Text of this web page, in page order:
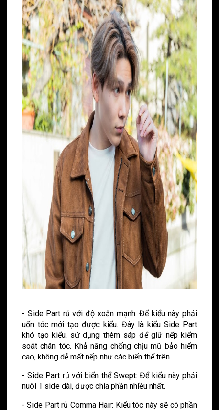
- Side Part rủ với độ xoăn mạnh: Để kiểu này phải
uốn tóc mới tạo được kiểu. Đây là kiểu Side Part
khó tạo kiểu, sử dụng thêm sáp để giữ nếp kiểm
soát chân tóc. Khả năng chống chịu mũ bảo hiểm
cao, không dễ mất nếp như các biến thể trên.
- Side Part rủ với biển thể Swept: Để kiểu này phải
nuôi 1 side dài, được chia phần nhiều nhất.
- Side Part rủ Comma Hair: Kiểu tóc này sẽ có phần